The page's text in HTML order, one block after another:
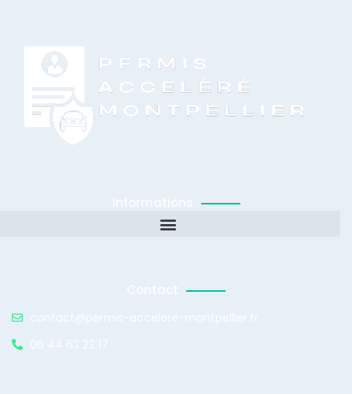
Informations
Contact
contact@permis-accelere-montpellier.fr
06 44 63 22 17